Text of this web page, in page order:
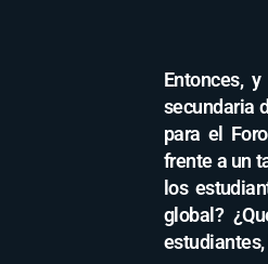
Entonces,
secundaria
para el
frente a un
los
global?
estudiantes,